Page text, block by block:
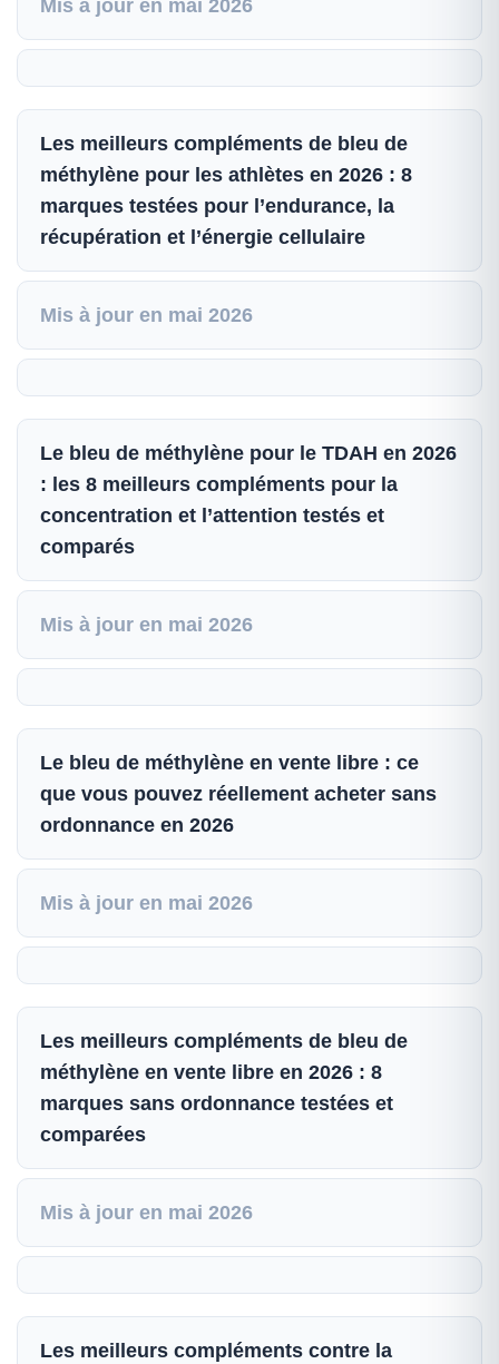
Mis à jour en mai 2026
Les meilleurs compléments de bleu de
méthylène pour les athlètes en 2026 : 8
marques testées pour l’endurance, la
récupération et l’énergie cellulaire
Mis à jour en mai 2026
Le bleu de méthylène pour le TDAH en 2026
: les 8 meilleurs compléments pour la
concentration et l’attention testés et
comparés
Mis à jour en mai 2026
Le bleu de méthylène en vente libre : ce
que vous pouvez réellement acheter sans
ordonnance en 2026
Mis à jour en mai 2026
Les meilleurs compléments de bleu de
méthylène en vente libre en 2026 : 8
marques sans ordonnance testées et
comparées
Mis à jour en mai 2026
Les meilleurs compléments contre la